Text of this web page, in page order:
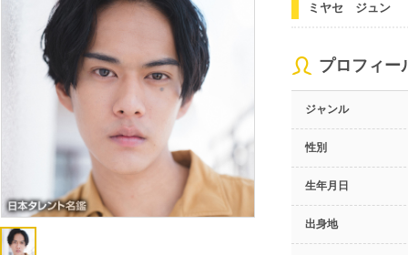
ミヤセ ジュン
プロフィー
ジャンル
性別
生年月日
出身地